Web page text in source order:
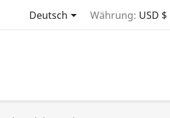
Deutsch Währung: USD $